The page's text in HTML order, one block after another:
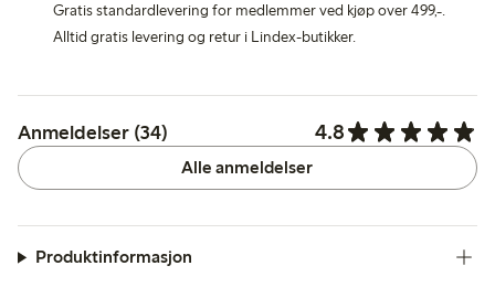
Gratis standardlevering for medlemmer ved kjøp over 499,-.
Alltid gratis levering og retur i Lindex-butikker.
Anmeldelser (34) 4.8
Alle anmeldelser
Produktinformasjon